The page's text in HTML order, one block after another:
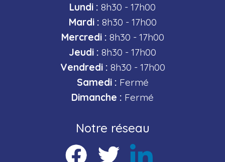
Lundi : 8h30 - 17h00
Mardi : 8h30 - 17h00
Mercredi : 8h30 - 17h00
Jeudi : 8h30 - 17h00
Vendredi : 8h30 - 17h00
Samedi : Fermé
Dimanche : Fermé
Notre réseau